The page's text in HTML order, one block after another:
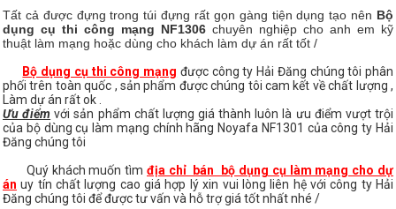
Tất cả được đựng trong túi đựng rất gọn gàng tiện dụng tạo nên Bộ
dụng cụ thi công mạng NF1306 chuyên nghiệp cho anh em kỹ
thuật làm mạng hoặc dùng cho khách làm dự án rất tốt /
Bộ dụng cụ thi công mạng được công ty Hải Đăng chúng tôi phân
phối trên toàn quốc , sản phẩm được chúng tôi cam kết về chất lượng ,
Làm dự án rất ok .
Ưu điểm với sản phẩm chất lượng giá thành luôn là ưu điểm vượt trội
của bộ dùng cụ làm mạng chính hãng Noyafa NF1301 của công ty Hải
Đăng chúng tôi
Quý khách muốn tìm địa chỉ bán bộ dụng cụ làm mạng cho dự
án uy tín chất lượng cao giá hợp lý xin vui lòng liên hệ với công ty Hải
Đăng chúng tôi để được tư vấn và hỗ trợ giá tốt nhất nhé /